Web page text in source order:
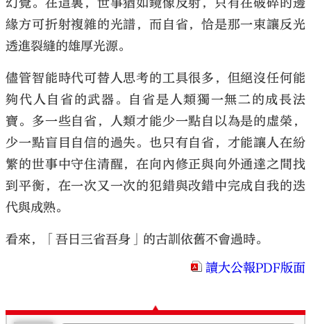
幻覺。在這裏，世事猶如鏡像反射，只有在破碎的邊
緣方可折射複雜的光譜，而自省，恰是那一束讓反光
透進裂縫的雄厚光源。
儘管智能時代可替人思考的工具很多，但絕沒任何能
夠代人自省的武器。自省是人類獨一無二的成長法
寶。多一些自省，人類才能少一點自以為是的虛榮，
少一點盲目自信的過失。也只有自省，才能讓人在紛
繁的世事中守住清醒，在向內修正與向外通達之間找
到平衡，在一次又一次的犯錯與改錯中完成自我的迭
代與成熟。
看來，「吾日三省吾身」的古訓依舊不會過時。
讀大公報PDF版面